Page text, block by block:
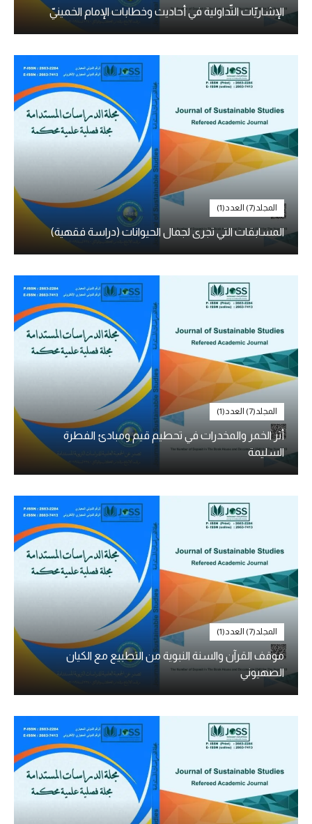
الإشاريّات التّداولية في أحاديث وخطابات الإمام الخمينيّ
المجلد(7) العدد(1)
المسابقات التي تجرى لجمال الحيوانات (دراسة فقهية)
المجلد(7) العدد(1)
أثر الخمر والمخدرات في تحطيم قيم ومبادئ الفطرة
السليمة
المجلد(7) العدد(1)
موقف القرآن والسنة النبوية من التطبيع مع الكيان
الصهيوني